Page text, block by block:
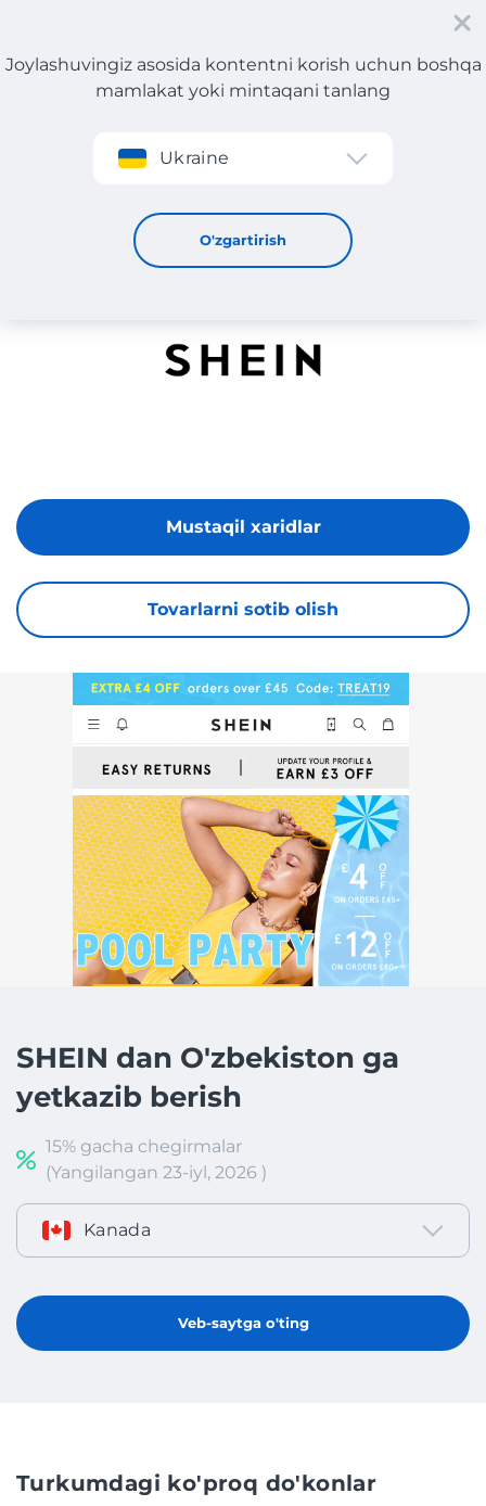
Roʻyxatdan oʻtish
Joylashuvingiz asosida kontentni korish uchun boshqa
mamlakat yoki mintaqani tanlang
Ukraine
O'zgartirish
SHEIN
Tovarlarni sotib olish
Mustaqil xaridlar
SHEIN dan O'zbekiston ga
yetkazib berish
15% gacha chegirmalar
(Yangilangan 23-iyl, 2026 )
Kanada
Veb-saytga o'ting
Turkumdagi ko'proq do'konlar